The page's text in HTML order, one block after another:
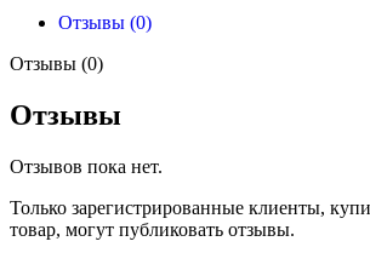
Отзывы (0)
Отзывы (0)
Отзывы
Отзывов пока нет.
Только зарегистрированные клиенты,
товар, могут публиковать отзывы.